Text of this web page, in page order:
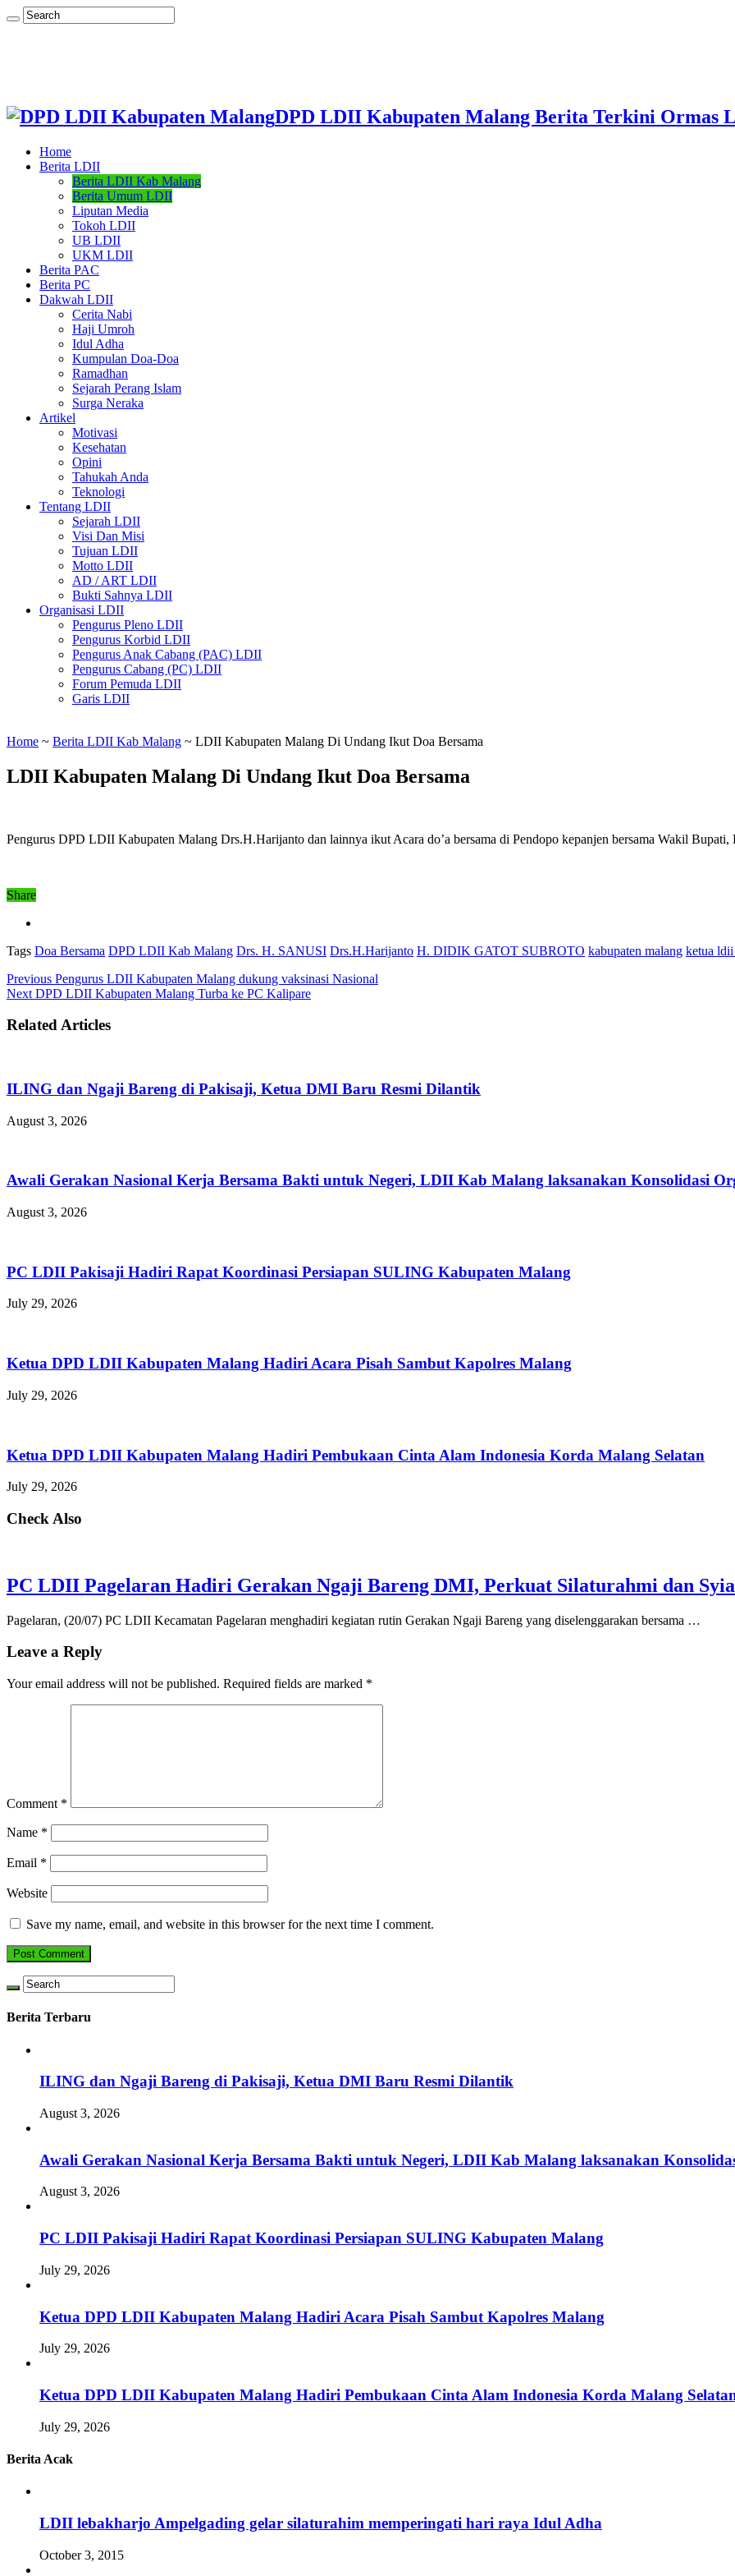
DPD LDII Kabupaten Malang Berita Terkini Ormas
Home
Berita LDII
Berita LDII Kab Malang
Berita Umum LDII
Liputan Media
Tokoh LDII
UB LDII
UKM LDII
Berita PAC
Berita PC
Dakwah LDII
Cerita Nabi
Haji Umroh
Idul Adha
Kumpulan Doa-Doa
Ramadhan
Sejarah Perang Islam
Surga Neraka
Artikel
Motivasi
Kesehatan
Opini
Tahukah Anda
Teknologi
Tentang LDII
Sejarah LDII
Visi Dan Misi
Tujuan LDII
Motto LDII
AD / ART LDII
Bukti Sahnya LDII
Organisasi LDII
Pengurus Pleno LDII
Pengurus Korbid LDII
Pengurus Anak Cabang (PAC) LDII
Pengurus Cabang (PC) LDII
Forum Pemuda LDII
Garis LDII
Home ~ Berita LDII Kab Malang ~ LDII Kabupaten Malang Di Undang Ikut Doa Bersama
LDII Kabupaten Malang Di Undang Ikut Doa Bersama
Pengurus DPD LDII Kabupaten Malang Drs.H.Harijanto dan lainnya ikut Acara do’a bersama di Pendopo kepanjen bersama Wakil
Share
Tags Doa Bersama DPD LDII Kab Malang Drs. H. SANUSI Drs.H.Harijanto H. DIDIK GATOT SUBROTO kabupaten malang ketua ldii
Previous Pengurus LDII Kabupaten Malang dukung vaksinasi Nasional
Next DPD LDII Kabupaten Malang Turba ke PC Kalipare
Related Articles
ILING dan Ngaji Bareng di Pakisaji, Ketua DMI Baru Resmi Dilantik
August 3, 2026
Awali Gerakan Nasional Kerja Bersama Bakti untuk Negeri, LDII Kab Malang laksanakan Konsolidasi
August 3, 2026
PC LDII Pakisaji Hadiri Rapat Koordinasi Persiapan SULING Kabupaten Malang
July 29, 2026
Ketua DPD LDII Kabupaten Malang Hadiri Acara Pisah Sambut Kapolres Malang
July 29, 2026
Ketua DPD LDII Kabupaten Malang Hadiri Pembukaan Cinta Alam Indonesia Korda Malang Selatan
July 29, 2026
Check Also
PC LDII Pagelaran Hadiri Gerakan Ngaji Bareng DMI, Perkuat Silaturahmi dan
Pagelaran, (20/07) PC LDII Kecamatan Pagelaran menghadiri kegiatan rutin Gerakan Ngaji Bareng yang diselenggarakan bersama …
Leave a Reply
Your email address will not be published. Required fields are marked *
Comment *
Name *
Email *
Website
Save my name, email, and website in this browser for the next time I comment.
Berita Terbaru
ILING dan Ngaji Bareng di Pakisaji, Ketua DMI Baru Resmi Dilantik
August 3, 2026
Awali Gerakan Nasional Kerja Bersama Bakti untuk Negeri, LDII Kab Malang laksanakan
August 3, 2026
PC LDII Pakisaji Hadiri Rapat Koordinasi Persiapan SULING Kabupaten Malang
July 29, 2026
Ketua DPD LDII Kabupaten Malang Hadiri Acara Pisah Sambut Kapolres Malang
July 29, 2026
Ketua DPD LDII Kabupaten Malang Hadiri Pembukaan Cinta Alam Indonesia Korda Malang
July 29, 2026
Berita Acak
LDII lebakharjo Ampelgading gelar silaturahim memperingati hari raya Idul Adha
October 3, 2015